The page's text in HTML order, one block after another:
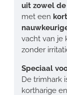
uit zowel
met een
vacht van je
zonder
Speciaal
De trimhark
kortharige